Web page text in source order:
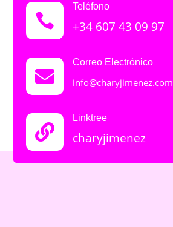

Teléfono
+34 607 43 09 97

Correo Electrónico
info@charyjimenez.com

Linktree
charyjimenez